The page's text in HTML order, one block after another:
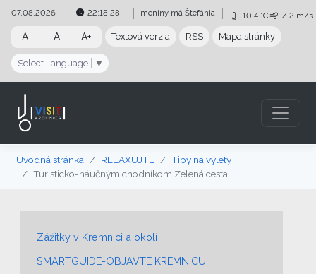
Preskočiť na obsah
Preskočiť na hlavné menu
07.08.2026 22:18:28 meniny máŠtefánia 10.4 °C Z 2 m/s
A- A A+ Textová verzia RSS Mapa stránky
Select Language ▼
Úvodná stránka RELAXUJTE
Tipy na výlety
Turisticko-náučným chodníkom Zelená cesta
Zážitky v Kremnici a okolí
SMARTGUIDE-OBJAVTE KREMNICU